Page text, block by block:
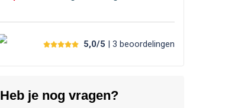
5,0/5 | 3 beoordelingen
Heb je nog vragen?